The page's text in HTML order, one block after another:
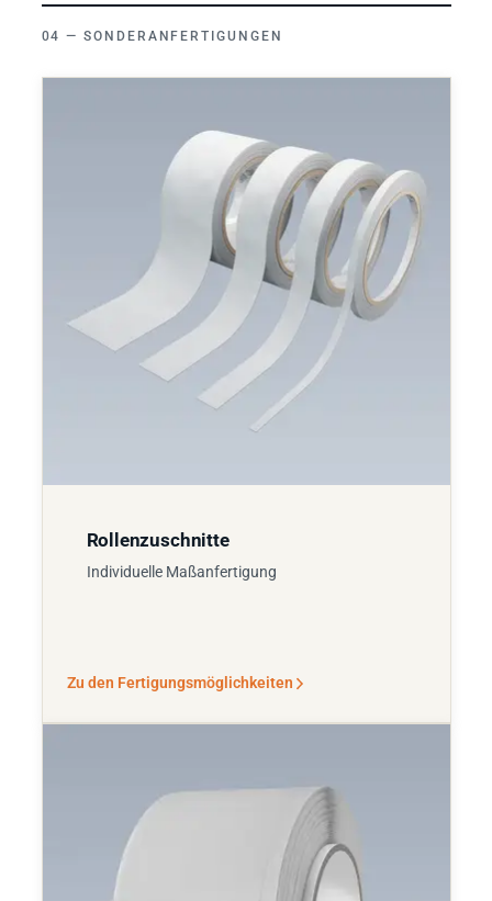
SONDERANFERTIGUNGEN
Rollenzuschnitte
Individuelle Maßanfertigung
Zu den Fertigungsmöglichkeiten